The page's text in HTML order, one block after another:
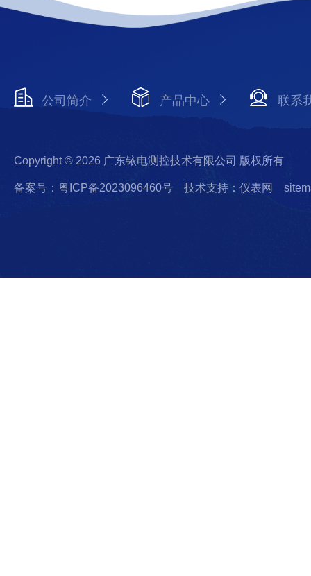
公司简介 产品中心 联系
Copyright © 2026 广东铱电测控技术有限公司 版权所有
备案号：粤ICP备2023096460号 技术支持：仪表网